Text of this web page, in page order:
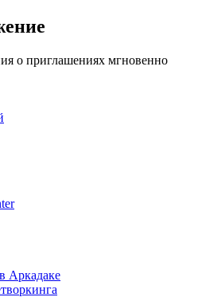
о приглашениях мгновенно
Аркадаке